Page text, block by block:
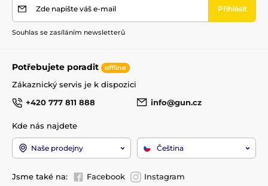
Zde napište váš e-mail Přihlásit
Souhlas se zasíláním newsletterů
Potřebujete poradit offline
Zákaznický servis je k dispozici
+420 777 811 888
info@gun.cz
Kde nás najdete
Naše prodejny Čeština
Jsme také na: Facebook Instagram